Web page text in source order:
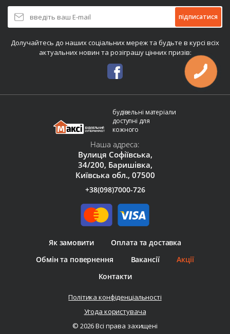
підписатися
Долучайтесь до наших соціальних мереж та будьте в курсі всіх
актуальних новин та розіграшу цінних призів:
будівельні матеріали
доступні для
кожного
Наша адреса:
Вулиця Софіївська,
34/200, Баришівка,
Київська обл., 07500
+38(098)7000-726
Як замовити
Оплата та доставка
Обмін та повернення
Вакансії
Акції
Контакти
Політика конфіденціальності
Угода користувача
© 2026 Всі права захищені